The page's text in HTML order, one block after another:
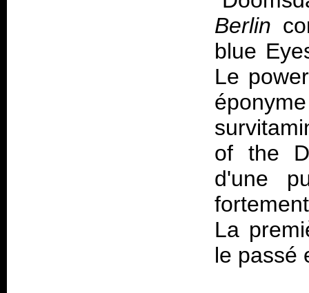
Berlin
blue
Le
of the
d'une
La
le passé